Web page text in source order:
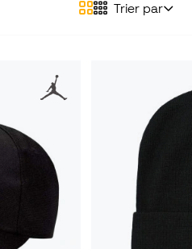
Trier par